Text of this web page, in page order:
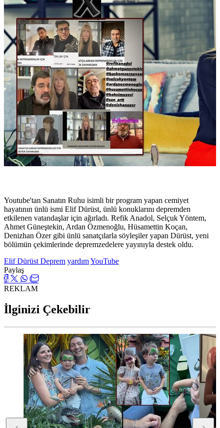
Youtube'tan Sanatın Ruhu isimli bir program yapan cemiyet
hayatının ünlü ismi Elif Dürüst, ünlü konuklarını depremden
etkilenen vatandaşlar için ağırladı. Refik Anadol, Selçuk Yöntem,
Ahmet Güneştekin, Ardan Özmenoğlu, Hüsamettin Koçan,
Denizhan Özer gibi ünlü sanatçılarla söyleşiler yapan Dürüst, yeni
bölümün çekimlerinde depremzedelere yayınıyla destek oldu.
Elif Dürüst Deprem yardımYouTube
Paylaş
REKLAM
İlginizi Çekebilir